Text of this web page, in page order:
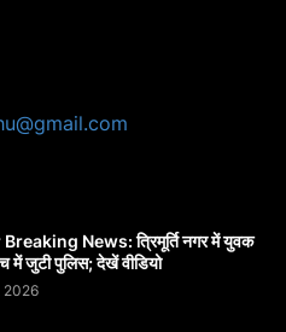
News: त्रिमूर्ति नगर में युवक
में जुटी पुलिस; देखें वीडियो
2026